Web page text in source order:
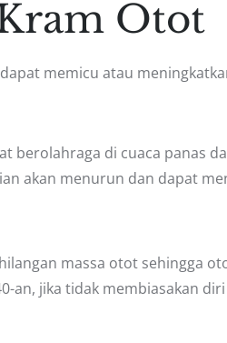
Otot
memicu atau
berolahraga di cuaca panas
akan menurun dan dapat
massa otot sehingga
an, jika tidak membiasakan